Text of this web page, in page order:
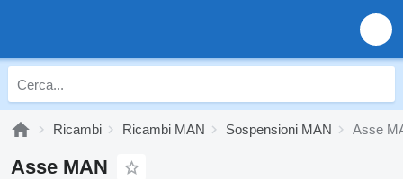
Ricambi Ricambi MAN Sospensioni MAN Asse
Asse MAN